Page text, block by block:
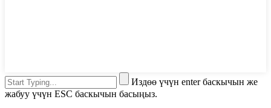
Издөө үчүн enter баскычын же
жабуу үчүн ESC баскычын басыңыз.